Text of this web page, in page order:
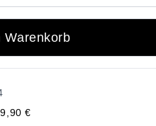
Warenkorb
€